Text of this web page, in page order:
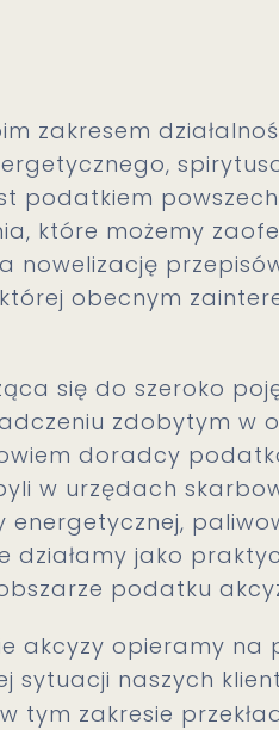
zakresem
podatkiem
które możemy
nowelizację
obecnym
się do szeroko
zdobytym w
doradcy
w urzędach
działamy jako
podatku
akcyzy opieramy na
naszych
tym zakresie